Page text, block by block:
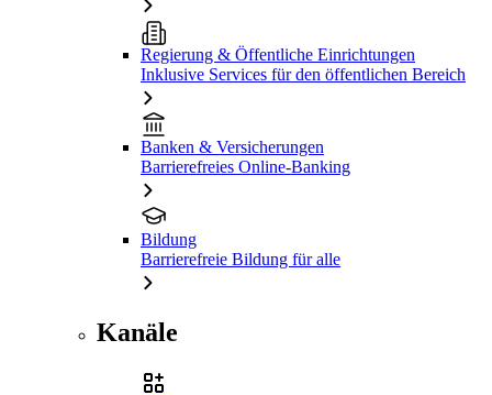
Regierung & Öffentliche Einrichtungen
Inklusive Services für den öffentlichen Bereich
Banken & Versicherungen
Barrierefreies Online-Banking
Bildung
Barrierefreie Bildung für alle
Kanäle